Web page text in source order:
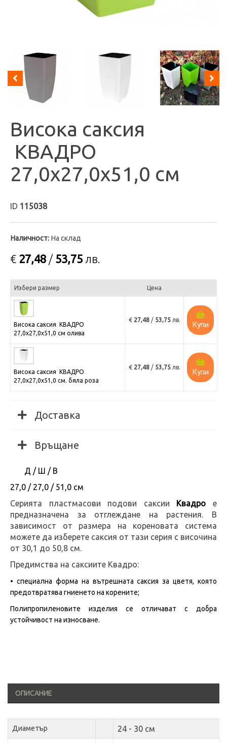
Висока саксия
КВАДРО
27,0х27,0х51,0 см
ID 115038
Наличност: На склад
€ 27,48 / 53,75 лв.
Избери размер Цена
Висока саксия КВАДРО
27,0х27,0х51,0 см олива
€ 27,48 / 53,75 лв.
Купи
Висока саксия КВАДРО
27,0х27,0х51,0 см. бяла роза
€ 27,48 / 53,75 лв.
Купи
Доставка
Връщане
Д / Ш / В
27,0 / 27,0 / 51,0 см
Серията пластмасови подови саксии Квадро е
предназначена за отглеждане на растения. В
зависимост от размера на кореновата система
можете да изберете саксия от тази серия с височина
от 30,1 до 50,8 см.
Предимства на саксиите Квадро:
• специална форма на вътрешната саксия за цветя, която
предотвратява гниенето на корените;
Полипропиленовите изделия се отличават с добра
устойчивост на износване.
ОПИСАНИЕ
Диаметър 24 - 30 см